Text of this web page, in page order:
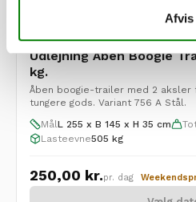
Afvis
Udlejning Åben Boogie
kg.
Åben boogie-trailer med 2
tungere gods. Variant 756 A Stål.
MålL 255 x B 145 x H 35 cm
Lasteevne505 kg
250,00 kr.pr. dag